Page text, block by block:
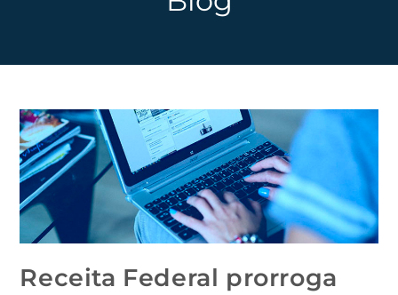
Receita Federal prorroga